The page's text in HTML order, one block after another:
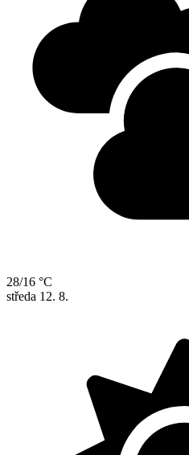
28/16 °C
středa 12. 8.